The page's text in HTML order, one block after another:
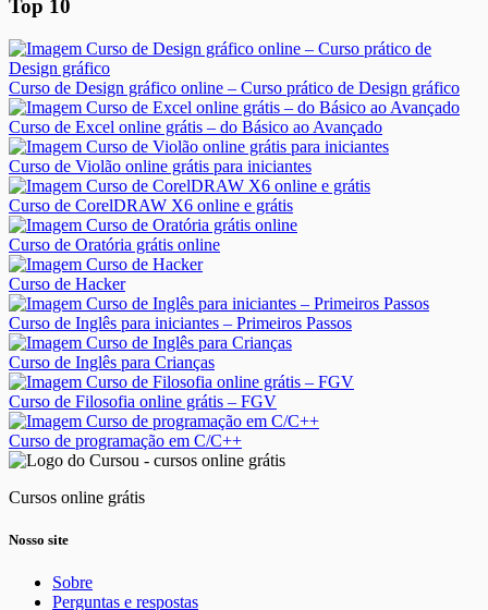
Top 10
Curso de Design gráfico online – Curso prático de Design gráfico
Curso de Excel online grátis – do Básico ao Avançado
Curso de Violão online grátis para iniciantes
Curso de CorelDRAW X6 online e grátis
Curso de Oratória grátis online
Curso de Hacker
Curso de Inglês para iniciantes – Primeiros Passos
Curso de Inglês para Crianças
Curso de Filosofia online grátis – FGV
Curso de programação em C/C++
Cursos online grátis
Nosso site
Sobre
Perguntas e respostas